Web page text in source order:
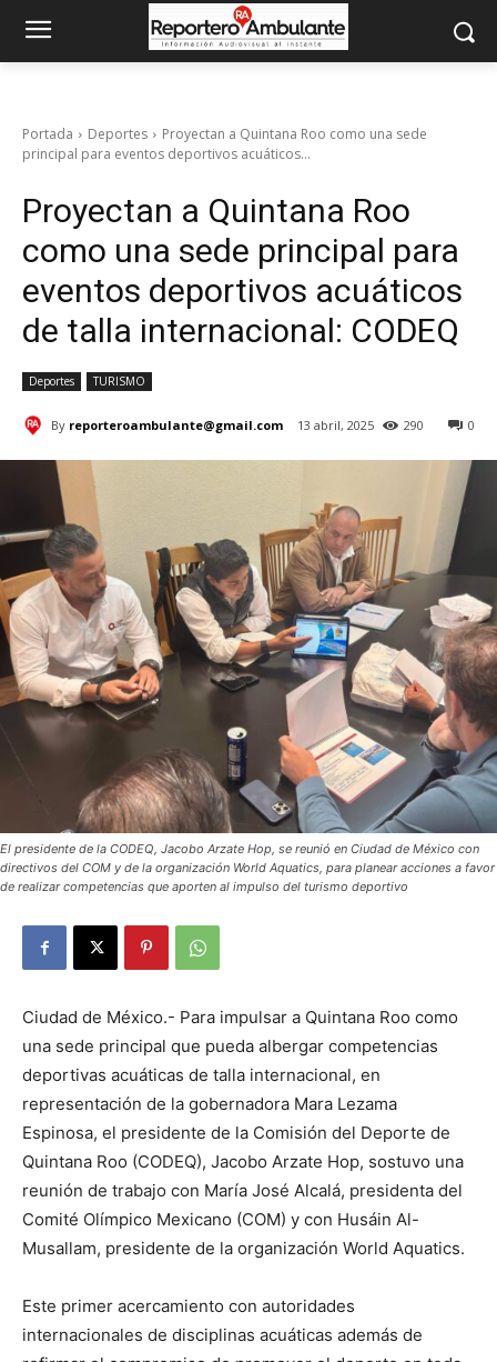
Portada Deportes
Proyectan a Quintana Roo como una sede
principal para eventos deportivos acuáticos...
Proyectan a Quintana Roo
como una sede principal para
eventos deportivos acuáticos
de talla internacional: CODEQ
Deportes TURISMO
By reporteroambulante@gmail.com 13 abril, 2025 0
290
El presidente de la CODEQ, Jacobo Arzate Hop, se reunió en Ciudad de México con
directivos del COM y de la organización World Aquatics, para planear acciones a favor
de realizar competencias que aporten al impulso del turismo deportivo
Ciudad de México.- Para impulsar a Quintana Roo como
una sede principal que pueda albergar competencias
deportivas acuáticas de talla internacional, en
representación de la gobernadora Mara Lezama
Espinosa, el presidente de la Comisión del Deporte de
Quintana Roo (CODEQ), Jacobo Arzate Hop, sostuvo una
reunión de trabajo con María José Alcalá, presidenta del
Comité Olímpico Mexicano (COM) y con Husáin Al-
Musallam, presidente de la organización World Aquatics.
Este primer acercamiento con autoridades
internacionales de disciplinas acuáticas además de